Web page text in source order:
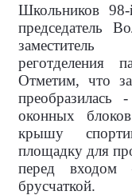
Школьников
председатель
заместитель
реготделения
Отметим, что
преобразилась
оконных
крышу
площадку для
перед входом
брусчаткой.